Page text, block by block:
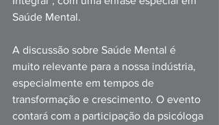
Saúde Mental.
A discussão sobre Saúde Mental é
muito relevante para a nossa indústria,
especialmente em tempos de
transformação e crescimento. O evento
contará com a participação da psicóloga